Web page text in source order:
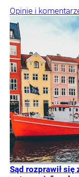
Opinie i
Sąd rozprawił się